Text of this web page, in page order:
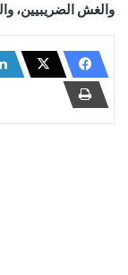
والغش الضريبيين،